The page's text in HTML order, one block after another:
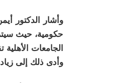
الجامعات
وأدى ذلك إلى